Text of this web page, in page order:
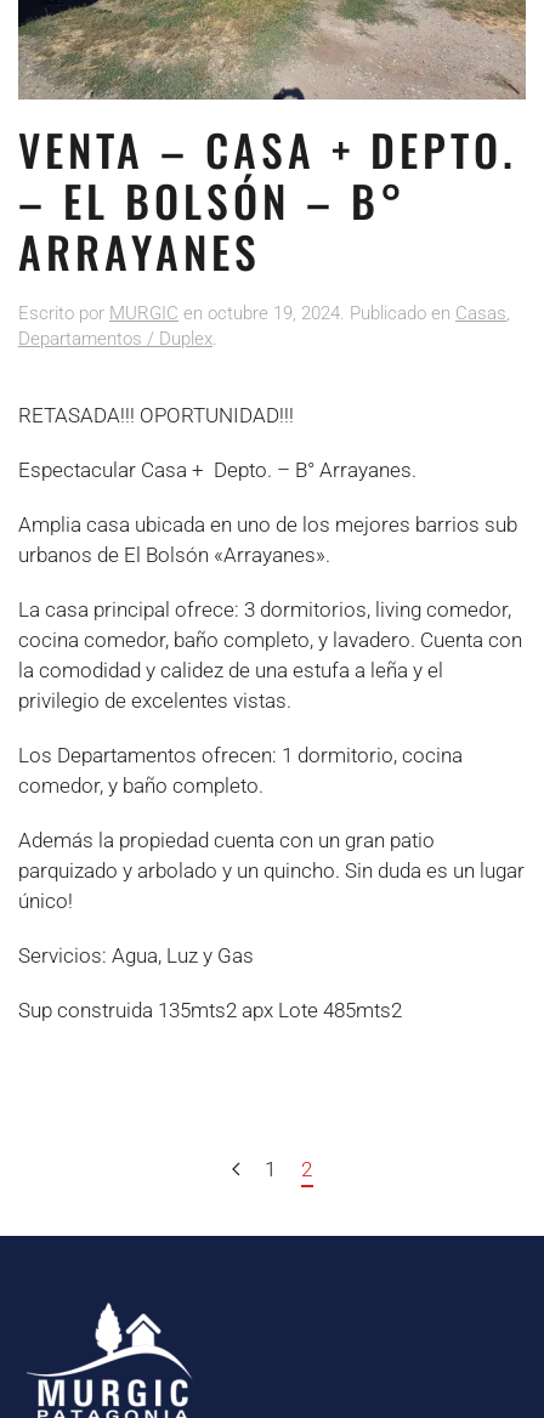
VENTA – CASA + DEPTO.
– EL BOLSÓN – B°
ARRAYANES
Escrito por MURGIC en octubre 19, 2024. Publicado en Casas,
Departamentos / Duplex.
RETASADA!!! OPORTUNIDAD!!!
Espectacular Casa + Depto. – B° Arrayanes.
Amplia casa ubicada en uno de los mejores barrios sub
urbanos de El Bolsón «Arrayanes».
La casa principal ofrece: 3 dormitorios, living comedor,
cocina comedor, baño completo, y lavadero. Cuenta con
la comodidad y calidez de una estufa a leña y el
privilegio de excelentes vistas.
Los Departamentos ofrecen: 1 dormitorio, cocina
comedor, y baño completo.
Además la propiedad cuenta con un gran patio
parquizado y arbolado y un quincho. Sin duda es un lugar
único!
Servicios: Agua, Luz y Gas
Sup construida 135mts2 apx Lote 485mts2
1 2